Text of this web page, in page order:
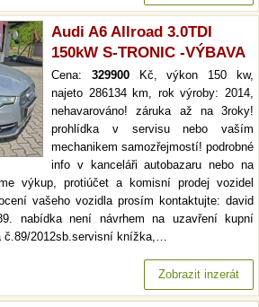
Audi A6 Allroad 3.0TDI
150kW S-TRONIC -VÝBAVA
Cena: 329900Kč, výkon 150 kw,
najeto 286134 km, rok výroby: 2014,
nehavarováno! záruka až na 3roky!
prohlídka v servisu nebo vaším
mechanikem samozřejmostí! podrobné
info v kanceláři autobazaru nebo na
výkup, protiúčet a komisní prodej vozidel
vašeho vozidla prosím kontaktujte: david
nabídka není návrhem na uzavření kupní
č.89/2012sb.servisní knížka,…
Zobrazit inzerát